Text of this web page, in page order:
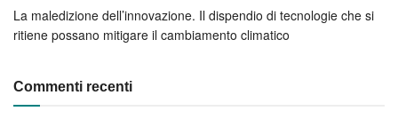
La maledizione dell’innovazione. Il dispendio di tecnologie che si
ritiene possano mitigare il cambiamento climatico
Commenti recenti